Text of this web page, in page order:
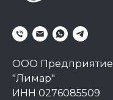
ООО Предприятие
"Лимар"
ИНН 0276085509